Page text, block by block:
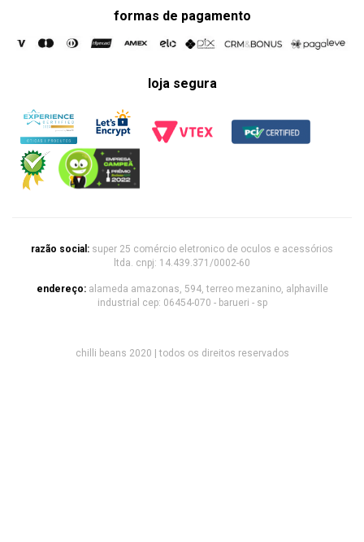
formas de pagamento
loja segura
razão social: super 25 comércio eletronico de oculos e acessórios
ltda. cnpj: 14.439.371/0002-60
endereço: alameda amazonas, 594, terreo mezanino, alphaville
industrial cep: 06454-070 - barueri - sp
chilli beans 2020 | todos os direitos reservados